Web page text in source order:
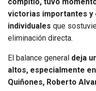
SEAHAWKS
LIONS
PELICANS
NUGGETS
compitió, tuvo
victorias importantes
individuales que
eliminación directa.
El balance general deja
altos, especialmente
Quiñones, Roberto